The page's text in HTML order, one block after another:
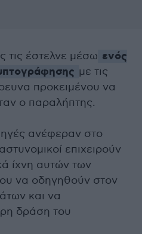
τις έστελνε μέσω ενός
με τις
προκειμένου να
ο παραλήπτης.
ανέφεραν στο
επιχειρούν
ίχνη αυτών των
να οδηγηθούν στον
και να
δράση του